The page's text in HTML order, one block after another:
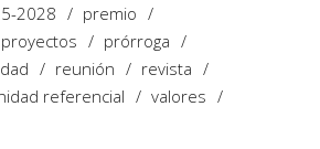
2028
premio
proyectos
prórroga
reunión
revista
referencial
valores